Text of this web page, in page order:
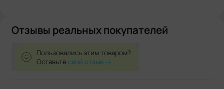
Отзывы реальных покупателей
Пользовались этим товаром?
Оставьтесвой отзыв